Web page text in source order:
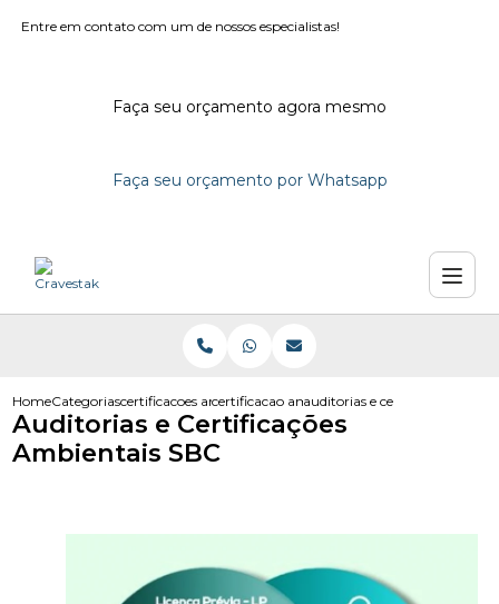
Entre em contato com um de nossos especialistas!
Faça seu orçamento agora mesmo
Faça seu orçamento por Whatsapp
HomeCategoriascertificacoes ambientaiscertificacao ambiental em campinas
auditorias e certificacoes
Auditorias e Certificações
Ambientais SBC